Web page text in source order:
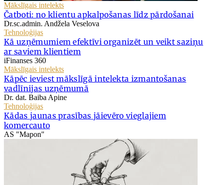
Mākslīgais intelekts
Čatboti: no klientu apkalpošanas līdz pārdošanai
Dr.sc.admin. Andžela Veselova
Tehnoloģijas
Kā uzņēmumiem efektīvi organizēt un veikt saziņu
ar saviem klientiem
iFinanses 360
Mākslīgais intelekts
Kāpēc ieviest mākslīgā intelekta izmantošanas
vadlīnijas uzņēmumā
Dr. dat. Baiba Apine
Tehnoloģijas
Kādas jaunas prasības jāievēro vieglajiem
komercauto
AS "Mapon"